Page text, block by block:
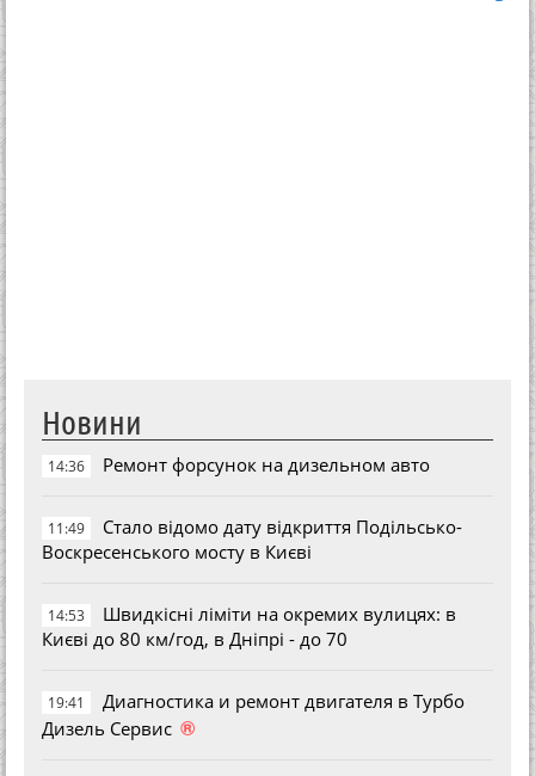
Новини
14:36 Ремонт форсунок на дизельном авто
11:49
Стало відомо дату відкриття Подільсько-
Воскресенського мосту в Києві
14:53
Швидкісні ліміти на окремих вулицях: в
Києві до 80 км/год, в Дніпрі - до 70
19:41
Диагностика и ремонт двигателя в Турбо
Дизель Сервис ®